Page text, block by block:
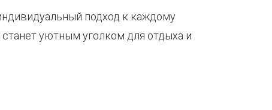
подход к каждому
уютным уголком для отдыха и